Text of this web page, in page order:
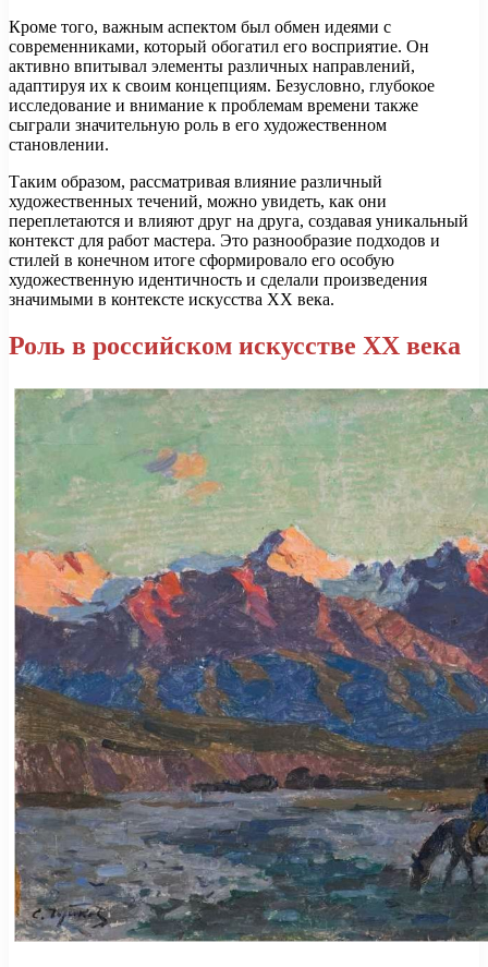
Кроме того, важным аспектом был обмен идеями с
современниками, который обогатил его восприятие. Он
активно впитывал элементы различных направлений,
адаптируя их к своим концепциям. Безусловно, глубокое
исследование и внимание к проблемам времени также
сыграли значительную роль в его художественном
становлении.
Таким образом, рассматривая влияние различный
художественных течений, можно увидеть, как они
переплетаются и влияют друг на друга, создавая уникальный
контекст для работ мастера. Это разнообразие подходов и
стилей в конечном итоге сформировало его особую
художественную идентичность и сделали произведения
значимыми в контексте искусства XX века.
Роль в российском искусстве XX века